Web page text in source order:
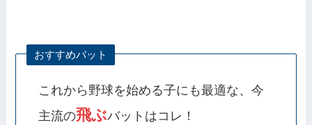
おすすめバット
これから野球を始める子にも最適な、今
主流の飛ぶバットはコレ！